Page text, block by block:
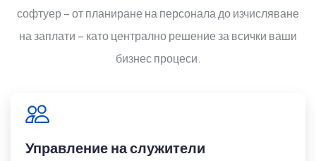
софтуер – от планиране на персонала до изчисляване
на заплати – като централно решение за всички ваши
бизнес процеси.
Управление на служители